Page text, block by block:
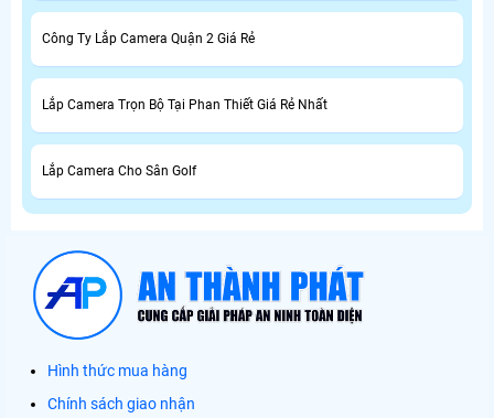
Công Ty Lắp Camera Quận 2 Giá Rẻ
Lắp Camera Trọn Bộ Tại Phan Thiết Giá Rẻ Nhất
Lắp Camera Cho Sân Golf
Hình thức mua hàng
Chính sách giao nhận